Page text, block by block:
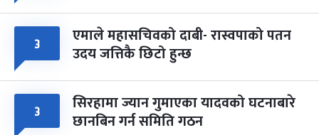
३ एमाले महासचिवको दाबी- रास्वपाको पतन
उदय जत्तिकै छिटो हुन्छ
३ सिरहामा ज्यान गुमाएका यादवको घटनाबारे
छानबिन गर्न समिति गठन